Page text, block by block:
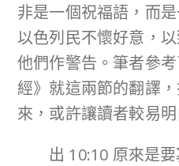
非是一個祝福語，而
以色列民不懷好意，
他們作警告。筆者參
經》就這兩節的翻譯
來，或許讓讀者較易
出 10:10 原來是